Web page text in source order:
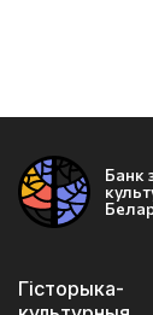
Банк
Гісторыка-